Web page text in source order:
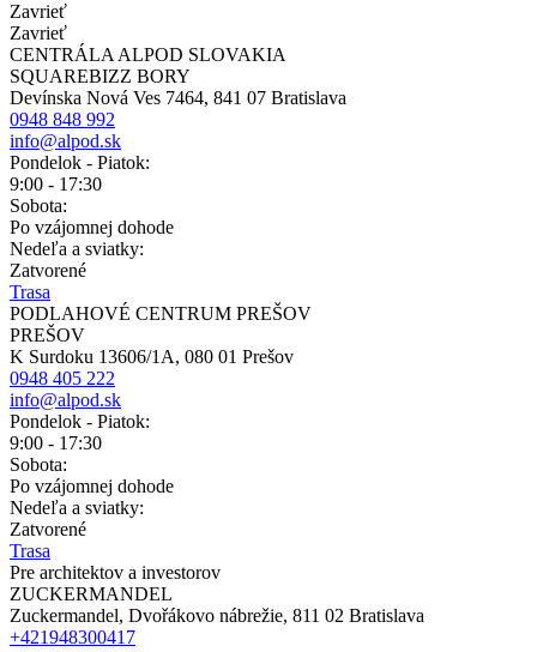
Zavrieť
Zavrieť
CENTRÁLA ALPOD SLOVAKIA
SQUAREBIZZ BORY
Devínska Nová Ves 7464, 841 07 Bratislava
0948 848 992
info@alpod.sk
Pondelok - Piatok:
9:00 - 17:30
Sobota:
Po vzájomnej dohode
Nedeľa a sviatky:
Zatvorené
Trasa
PODLAHOVÉ CENTRUM PREŠOV
PREŠOV
K Surdoku 13606/1A, 080 01 Prešov
0948 405 222
info@alpod.sk
Pondelok - Piatok:
9:00 - 17:30
Sobota:
Po vzájomnej dohode
Nedeľa a sviatky:
Zatvorené
Trasa
Pre architektov a investorov
ZUCKERMANDEL
Zuckermandel, Dvořákovo nábrežie, 811 02 Bratislava
+421948300417